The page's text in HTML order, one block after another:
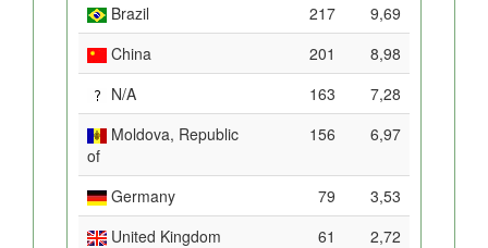
Brazil
217
9,69
China
201
8,98
N/A
163
7,28
Moldova, Republic
of
156 6,97
Germany 79
3,53
United Kingdom
61
2,72